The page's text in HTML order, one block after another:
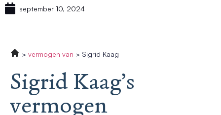
september 10, 2024
vermogen van Sigrid Kaag
Sigrid Kaag’s
vermogen